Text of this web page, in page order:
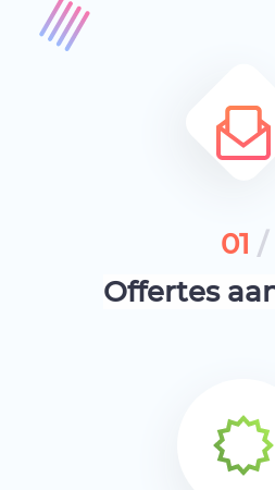
01 /
Offertes